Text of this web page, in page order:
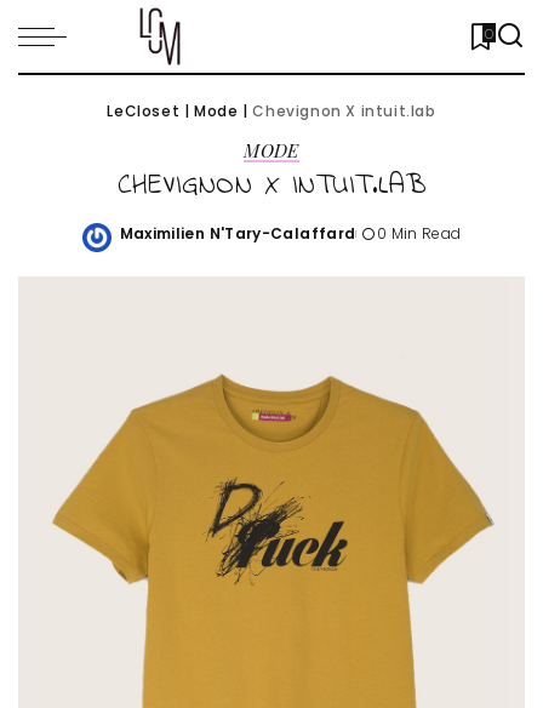
0
LeCloset |Mode |Chevignon X intuit.lab
MODE
CHEVIGNON X INTUIT.LAB
Posted
Maximilien N'Tary-Calaffard 0 Min Read